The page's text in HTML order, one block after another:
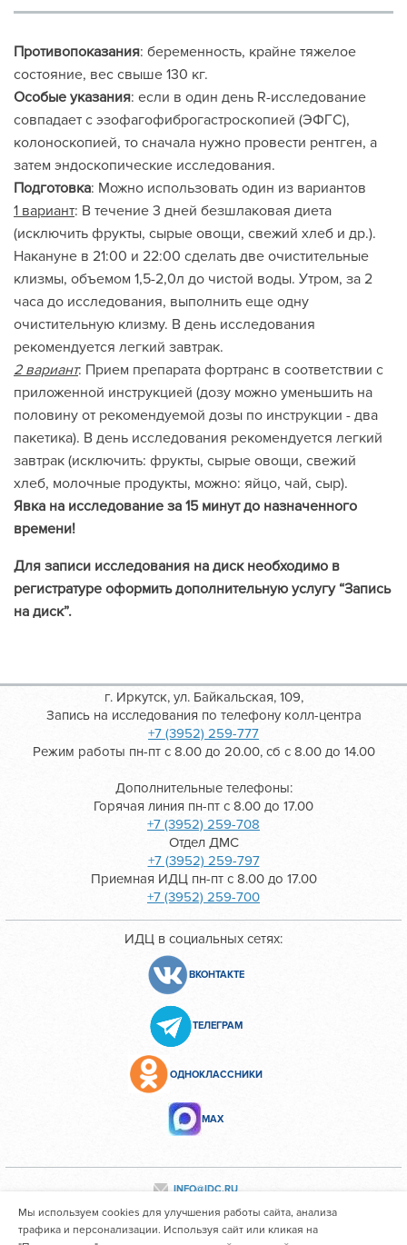
Противопоказания: беременность, крайне тяжелое
состояние, вес свыше 130 кг.
Особые указания: если в один день R-исследование
совпадает с эзофагофиброгастроскопией (ЭФГС),
колоноскопией, то сначала нужно провести рентген, а
затем эндоскопические исследования.
Подготовка: Можно использовать один из вариантов
1 вариант: В течение 3 дней безшлаковая диета
(исключить фрукты, сырые овощи, свежий хлеб и др.).
Накануне в 21:00 и 22:00 сделать две очистительные
клизмы, объемом 1,5-2,0л до чистой воды. Утром, за 2
часа до исследования, выполнить еще одну
очистительную клизму. В день исследования
рекомендуется легкий завтрак.
2 вариант: Прием препарата фортранс в соответствии с
приложенной инструкцией (дозу можно уменьшить на
половину от рекомендуемой дозы по инструкции - два
пакетика). В день исследования рекомендуется легкий
завтрак (исключить: фрукты, сырые овощи, свежий
хлеб, молочные продукты, можно: яйцо, чай, сыр).
Явка на исследование за 15 минут до назначенного
времени!
Для записи исследования на диск необходимо в
регистратуре оформить дополнительную услугу “Запись
на диск”.
г. Иркутск, ул. Байкальская, 109,
Запись на исследования по телефону колл-центра
+7 (3952) 259-777
Режим работы пн-пт с 8.00 до 20.00, сб с 8.00 до 14.00
Дополнительные телефоны:
Горячая линия пн-пт с 8.00 до 17.00
+7 (3952) 259-708
Отдел ДМС
+7 (3952) 259-797
Приемная ИДЦ пн-пт с 8.00 до 17.00
+7 (3952) 259-700
ИДЦ в социальных сетях:
ВКОНТАКТЕ
ТЕЛЕГРАМ
ОДНОКЛАССНИКИ
МАХ
INFO@IDC.RU
Мы используем cookies для улучшения работы сайта, анализа
трафика и персонализации. Используя сайт или кликая на